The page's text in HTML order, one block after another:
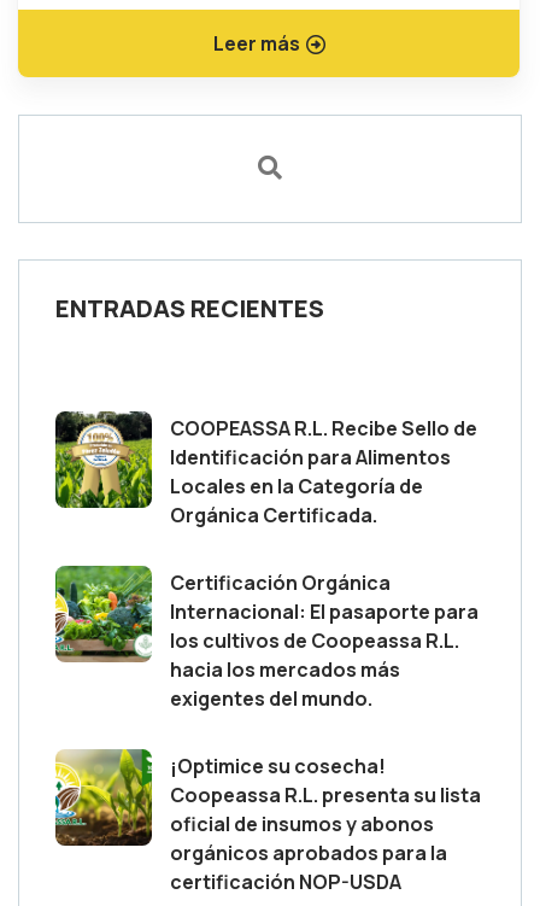
Leer más
ENTRADAS RECIENTES
COOPEASSA R.L. Recibe Sello de
Identificación para Alimentos
Locales en la Categoría de
Orgánica Certificada.
Certificación Orgánica
Internacional: El pasaporte para
los cultivos de Coopeassa R.L.
hacia los mercados más
exigentes del mundo.
¡Optimice su cosecha!
Coopeassa R.L. presenta su lista
oficial de insumos y abonos
orgánicos aprobados para la
certificación NOP-USDA